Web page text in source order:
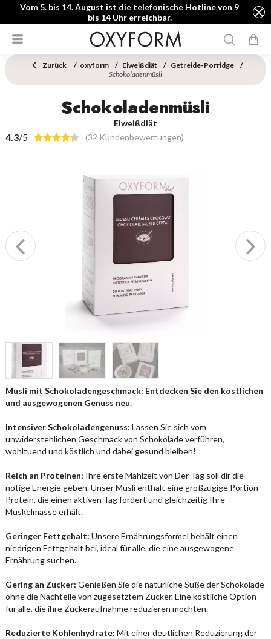
Vom 5. bis 14. August ist die telefonische Hotline von 9
bis 14 Uhr erreichbar.
Zurück oxyform Eiweißdiät
Getreide-Porridge
Schokoladenmüsli
Schokoladenmüsli
Eiweißdiät
4.3/5 (32 Kundenbewertungen)
Müsli mit Schokoladengeschmack: Entdecken Sie den köstlichen
und ausgewogenen Genuss neu.
Intensiver Schokoladengenuss: Lassen Sie sich vom
unwiderstehlichen Geschmack von Schokolade verführen,
wohltuend und köstlich und dabei gesund bleiben!
Reich an Proteinen: Ihre erste Mahlzeit von Der Tag soll dir die
nötige Energie geben. Unser Müsli enthält eine großzügige Portion
Protein, die einen aktiven Tag fördert und gleichzeitig Ihre
Muskelmasse erhält.
Geringer Fettgehalt: Unsere Ernährungsformel behält einen
niedrigen Fettgehalt bei, ideal für alle, die eine ausgewogene
Ernährung suchen.
Gering an Zucker: Genießen Sie die natürliche Süße der Schokolade
ohne die Nachteile von zugesetztem Zucker. Eine köstliche Option
für alle, die ihre Zuckeraufnahme reduzieren möchten.
Reduzierte Kohlenhydrate: Mit einer deutlichen Reduzierung der